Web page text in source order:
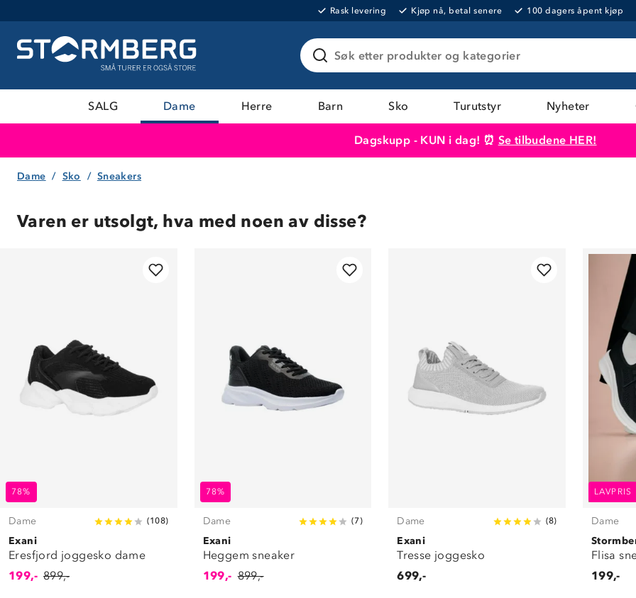
Rask levering Kjøp nå, betal senere 100 dagers åpent kjøp
Søk etter produkter og kategorier
SALG Dame Herre Barn Sko Turutstyr Nyheter
Dagskupp - KUN i dag! ⏰ Se tilbudene HER!
Dame Sko Sneakers
Varen er utsolgt, hva med noen av disse?
78%
Dame (108)
Exani
Eresfjord joggesko dame
199,- 899,-
78%
Dame (7)
Exani
Heggem sneaker
199,- 899,-
Dame (8)
Exani
Tresse joggesko
699,-
LAVPRIS
Dame
Flisa
199,-